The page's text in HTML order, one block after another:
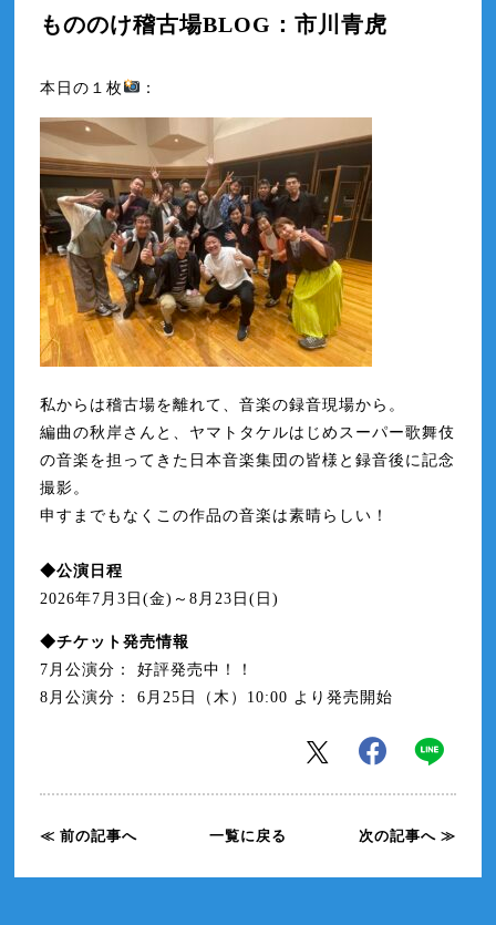
もののけ楽屋BLOG：中村時蔵
もののけ稽古場BLOG：市川青虎
本日の１枚 ：
私からは稽古場を離れて、音楽の録音現場から。
編曲の秋岸さんと、 ヤマトタケルはじめスーパー歌舞伎
の音楽を担ってきた日本音楽集 団の皆様と録音後に記念
撮影。
申すまでもなくこの作品の音楽は素晴らしい！
◆公演日程
2026年7月3日(金)～8月23日(日)
◆チケット発売情報
7月公演分： 好評発売中！！
8月公演分： 6月25日（木）10:00 より発売開始
≪ 前の記事へ 一覧に戻る 次の記事へ ≫